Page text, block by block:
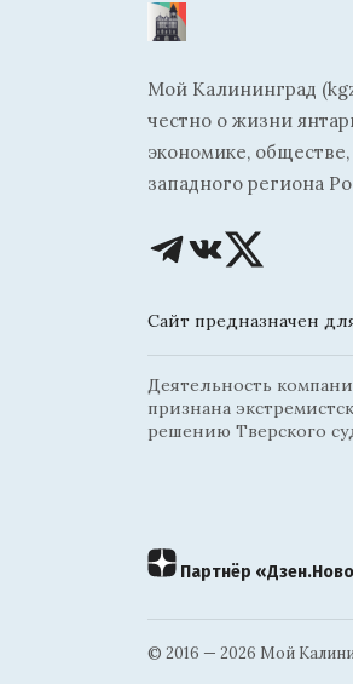
Мой Калининград
честно о жизни
экономике,
западного региона
Сайт предназначен
Деятельность
признана
решению Тверского
Партнёр
© 2016 — 2026 Мой